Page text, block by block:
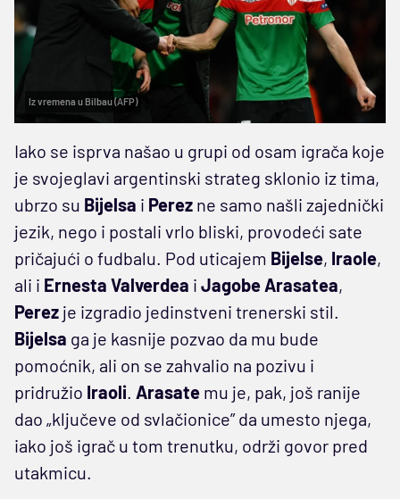
Iz vremena u Bilbau (AFP)
Iako se isprva našao u grupi od osam igrača koje
je svojeglavi argentinski strateg sklonio iz tima,
ubrzo su Bijelsa i Perez ne samo našli zajednički
jezik, nego i postali vrlo bliski, provodeći sate
pričajući o fudbalu. Pod uticajem Bijelse, Iraole,
ali i Ernesta Valverdea i Jagobe Arasatea,
Perez je izgradio jedinstveni trenerski stil.
Bijelsa ga je kasnije pozvao da mu bude
pomoćnik, ali on se zahvalio na pozivu i
pridružio Iraoli. Arasate mu je, pak, još ranije
dao „ključeve od svlačionice” da umesto njega,
iako još igrač u tom trenutku, održi govor pred
utakmicu.